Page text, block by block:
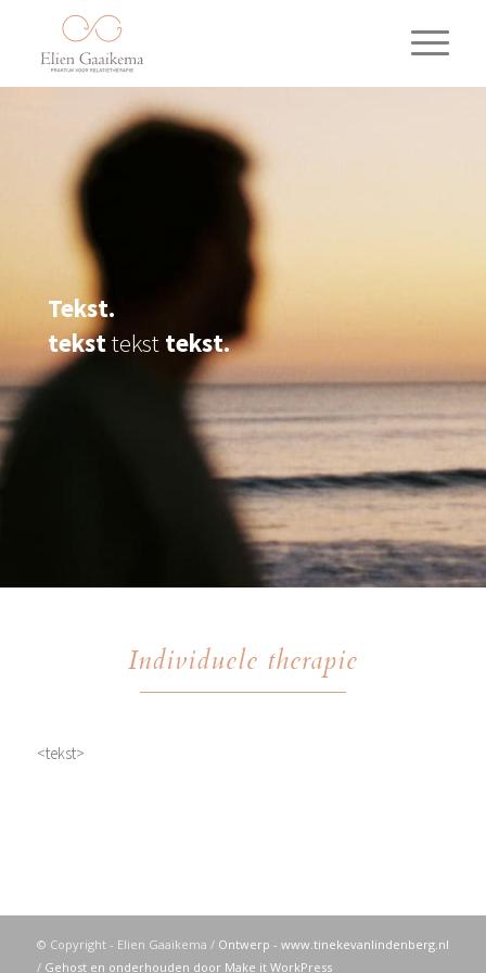
Tekst.
teksttekst tekst.
Individuele therapie
<tekst>
© Copyright - Elien Gaaikema / Ontwerp - www.tinekevanlindenberg.nl
/ Gehost en onderhouden door Make it WorkPress